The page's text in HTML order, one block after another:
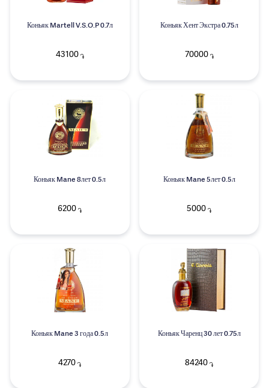
Коньяк Martell V.S.O.P 0.7л
43100֏
Коньяк Хент Экстра 0.75л
70000֏
Коньяк Mane 8лет 0.5л
6200 ֏
Коньяк Mane 5лет 0.5л
5000 ֏
Коньяк Mane 3 года 0.5л
4270 ֏
Коньяк Чаренц 30 лет 0.75л
84240 ֏